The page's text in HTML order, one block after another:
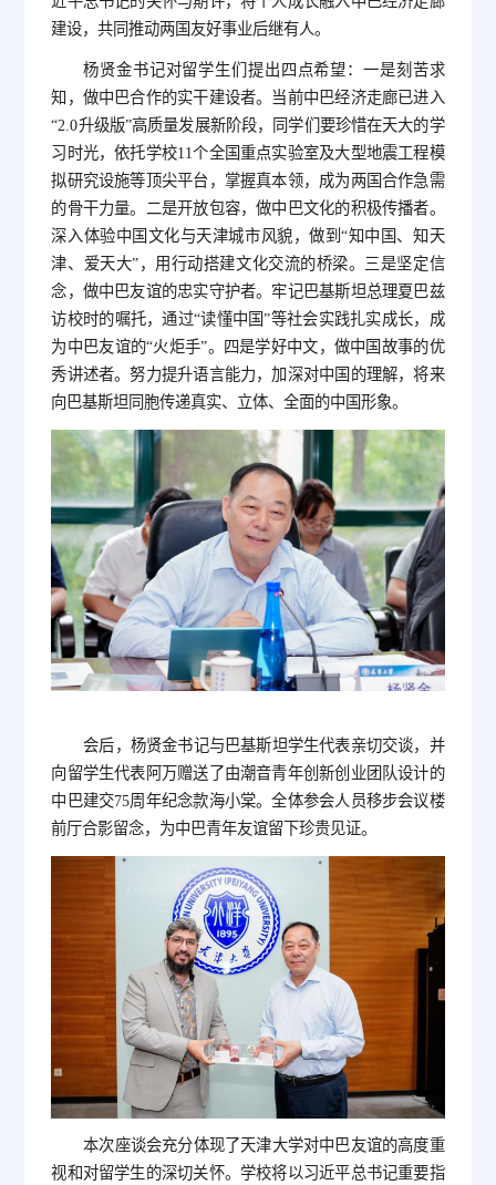
建设，共同推动两国友好事业后继有人。
杨贤金书记对留学生们提出四点希望：一是刻苦求
知，做中巴合作的实干建设者。当前中巴经济走廊已进入
“2.0升级版”高质量发展新阶段，同学们要珍惜在天大的学
习时光，依托学校11个全国重点实验室及大型地震工程模
拟研究设施等顶尖平台，掌握真本领，成为两国合作急需
的骨干力量。二是开放包容，做中巴文化的积极传播者。
深入体验中国文化与天津城市风貌，做到“知中国、知天
津、爱天大”，用行动搭建文化交流的桥梁。三是坚定信
念，做中巴友谊的忠实守护者。牢记巴基斯坦总理夏巴兹
访校时的嘱托，通过“读懂中国”等社会实践扎实成长，成
为中巴友谊的“火炬手”。四是学好中文，做中国故事的优
秀讲述者。努力提升语言能力，加深对中国的理解，将来
向巴基斯坦同胞传递真实、立体、全面的中国形象。
会后，杨贤金书记与巴基斯坦学生代表亲切交谈，并
向留学生代表阿万赠送了由潮音青年创新创业团队设计的
中巴建交75周年纪念款海小棠。全体参会人员移步会议楼
前厅合影留念，为中巴青年友谊留下珍贵见证。
本次座谈会充分体现了天津大学对中巴友谊的高度重
视和对留学生的深切关怀。学校将以习近平总书记重要指